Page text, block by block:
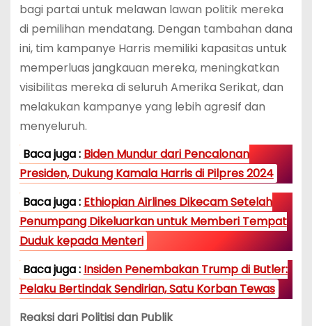
bagi partai untuk melawan lawan politik mereka
di pemilihan mendatang. Dengan tambahan dana
ini, tim kampanye Harris memiliki kapasitas untuk
memperluas jangkauan mereka, meningkatkan
visibilitas mereka di seluruh Amerika Serikat, dan
melakukan kampanye yang lebih agresif dan
menyeluruh.
Baca juga : Biden Mundur dari Pencalonan
Presiden, Dukung Kamala Harris di Pilpres 2024
Baca juga : Ethiopian Airlines Dikecam Setelah
Penumpang Dikeluarkan untuk Memberi Tempat
Duduk kepada Menteri
Baca juga : Insiden Penembakan Trump di Butler:
Pelaku Bertindak Sendirian, Satu Korban Tewas
Reaksi dari Politisi dan Publik